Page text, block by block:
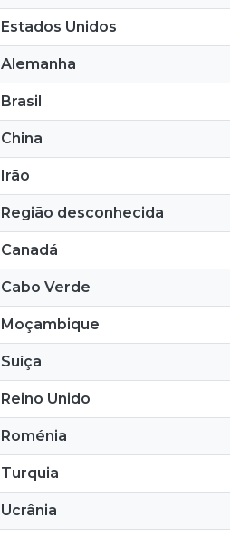
Estados Unidos
Alemanha
Brasil
China
Irão
Região desconhecida
Canadá
Cabo Verde
Moçambique
Suíça
Reino Unido
Roménia
Turquia
Ucrânia